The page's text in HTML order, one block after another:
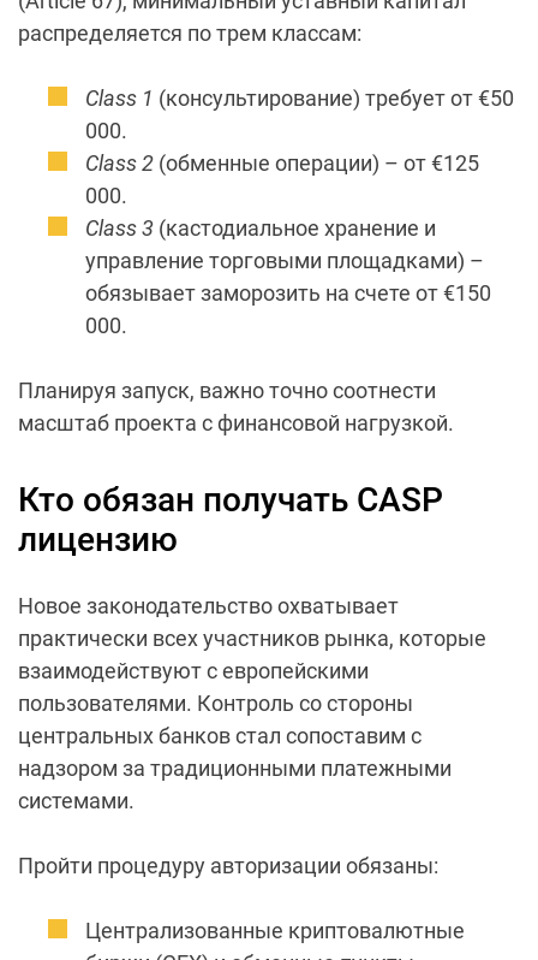
распределяется по трем классам:
Class 1 (консультирование) требует от €50
000.
Class 2 (обменные операции) – от €125
000.
Class 3 (кастодиальное хранение и
управление торговыми площадками) –
обязывает заморозить на счете от €150
000.
Планируя запуск, важно точно соотнести
масштаб проекта с финансовой нагрузкой.
Кто обязан получать CASP
лицензию
Новое законодательство охватывает
практически всех участников рынка, которые
взаимодействуют с европейскими
пользователями. Контроль со стороны
центральных банков стал сопоставим с
надзором за традиционными платежными
системами.
Пройти процедуру авторизации обязаны:
Централизованные криптовалютные